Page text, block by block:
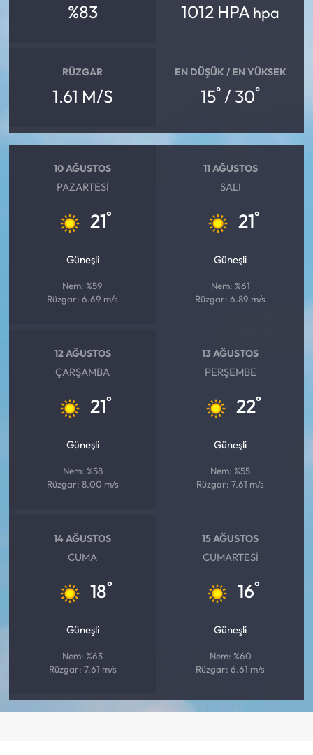
%83 1012 HPA hpa
RÜZGAR
1.61 M/S
EN DÜŞÜK / EN YÜKSEK
15° / 30°
10 AĞUSTOS
PAZARTESI
21°
Güneşli
Nem: %59
Rüzgar: 6.69 m/s
11 AĞUSTOS
SALI
21°
Güneşli
Nem: %61
Rüzgar: 6.89 m/s
12 AĞUSTOS
ÇARŞAMBA
21°
Güneşli
Nem: %58
Rüzgar: 8.00 m/s
13 AĞUSTOS
PERŞEMBE
22°
Güneşli
Nem: %55
Rüzgar: 7.61 m/s
14 AĞUSTOS
CUMA
18°
Güneşli
Nem: %63
Rüzgar: 7.61 m/s
15 AĞUSTOS
CUMARTESI
16°
Güneşli
Nem: %60
Rüzgar: 6.61 m/s